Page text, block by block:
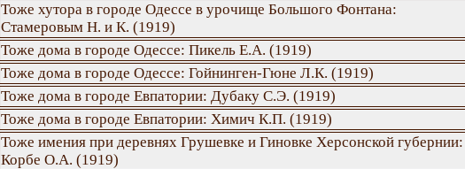
Тоже хутора в городе Одессе в урочище Большого Фонтана:
Стамеровым Н. и К. (1919)
Тоже дома в городе Одессе: Пикель Е.А. (1919)
Тоже дома в городе Одессе: Гойнинген-Гюне Л.К. (1919)
Тоже дома в городе Евпатории: Дубаку С.Э. (1919)
Тоже дома в городе Евпатории: Химич К.П. (1919)
Тоже имения при деревнях Грушевке и Гиновке Херсонской губернии:
Корбе О.А. (1919)